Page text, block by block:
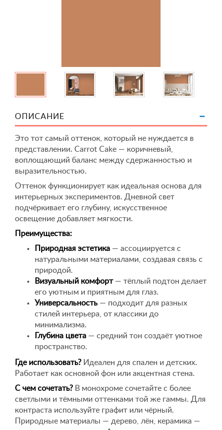
ОПИСАНИЕ
Это тот самый оттенок, который не нуждается в
представлении. Carrot Cake — коричневый,
воплощающий баланс между сдержанностью и
выразительностью.
Оттенок функционирует как идеальная основа для
интерьерных экспериментов. Дневной свет
подчёркивает его глубину, искусственное
освещение добавляет мягкости.
Преимущества:
Природная эстетика — ассоциируется с
натуральными материалами, создавая связь с
природой.
Визуальный комфорт— тёплый подтон делает
его уютным и приятным для глаз.
Универсальность — подходит для разных
стилей интерьера, от классики до
минимализма.
Глубина цвета — средний тон создаёт уютное
пространство.
Где использовать? Идеален для спален и детских.
Работает как основной фон или акцентная стена.
С чем сочетать? В монохроме сочетайте с более
светлыми и тёмными оттенками той же гаммы. Для
контраста используйте графит или чёрный.
Природные материалы — дерево, лён, керамика —